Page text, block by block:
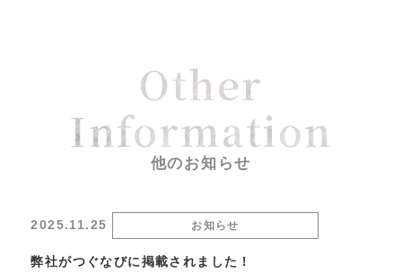
Other
Information
他のお知らせ
2025.11.25 お知らせ
弊社がつぐなびに掲載されました！